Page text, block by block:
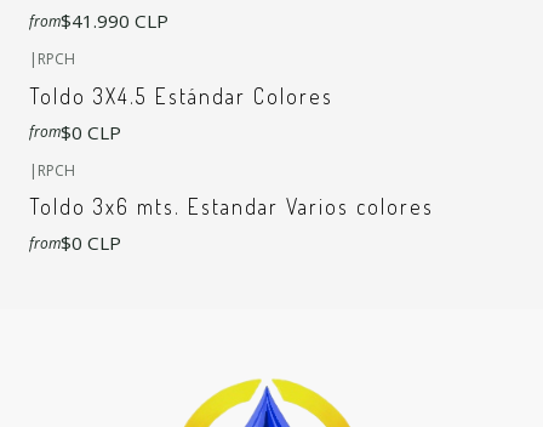
from$41.990 CLP
| RPCH
Toldo 3X4.5 Estándar Colores
from$0 CLP
| RPCH
Toldo 3x6 mts. Estandar Varios colores
from$0 CLP